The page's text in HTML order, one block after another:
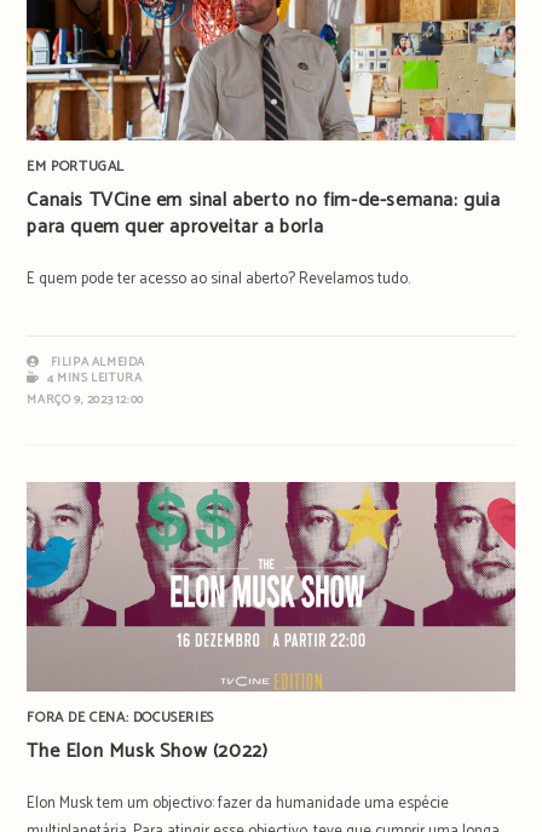
EM PORTUGAL
Canais TVCine em sinal aberto no fim-de-semana: guia
para quem quer aproveitar a borla
E quem pode ter acesso ao sinal aberto? Revelamos tudo.
FILIPA ALMEIDA
4 MINS LEITURA
MARÇO 9, 2023 12:00
FORA DE CENA: DOCUSERIES
The Elon Musk Show (2022)
Elon Musk tem um objectivo: fazer da humanidade uma espécie